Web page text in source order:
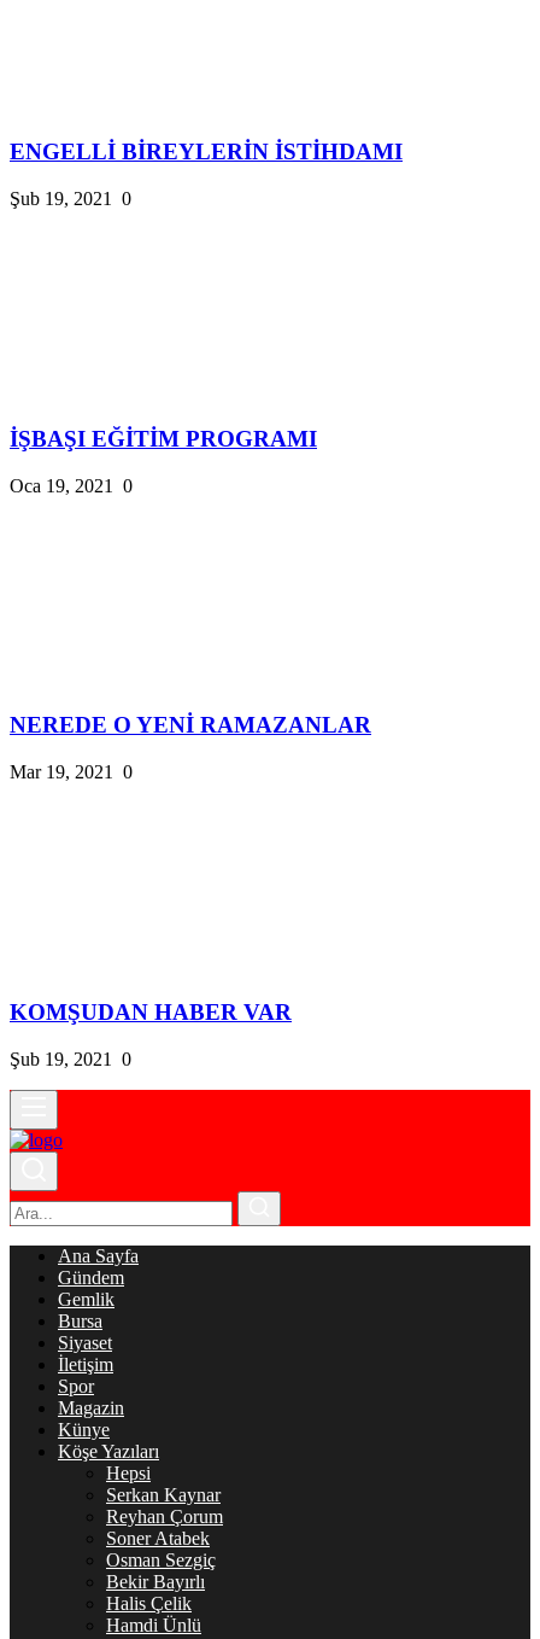
ENGELLİ BİREYLERİN İSTİHDAMI
Şub 19, 2021 0
İŞBAŞI EĞİTİM PROGRAMI
Oca 19, 2021 0
NEREDE O YENİ RAMAZANLAR
Mar 19, 2021 0
KOMŞUDAN HABER VAR
Şub 19, 2021 0
Ana Sayfa
Gündem
Gemlik
Bursa
Siyaset
İletişim
Spor
Magazin
Künye
Köşe Yazıları
Hepsi
Serkan Kaynar
Reyhan Çorum
Soner Atabek
Osman Sezgiç
Bekir Bayırlı
Halis Çelik
Hamdi Ünlü